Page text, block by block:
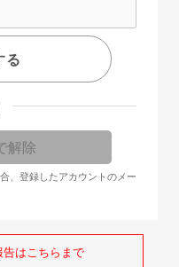
る
解除
、登録したアカウントのメー
はこちらまで